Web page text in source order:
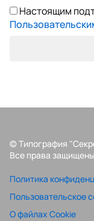
Настоящим
© Типография
Все права
Политика
Пользовательское
О файлах Cookie